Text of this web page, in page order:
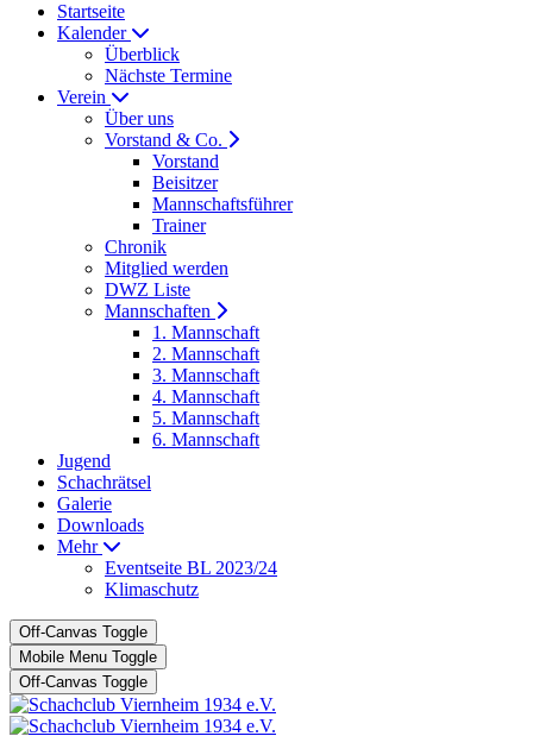
Startseite
Kalender
Überblick
Nächste Termine
Verein
Über uns
Vorstand & Co.
Vorstand
Beisitzer
Mannschaftsführer
Trainer
Chronik
Mitglied werden
DWZ Liste
Mannschaften
1. Mannschaft
2. Mannschaft
3. Mannschaft
4. Mannschaft
5. Mannschaft
6. Mannschaft
Jugend
Schachrätsel
Galerie
Downloads
Mehr
Eventseite BL 2023/24
Klimaschutz
Off-Canvas Toggle
Mobile Menu Toggle
Off-Canvas Toggle